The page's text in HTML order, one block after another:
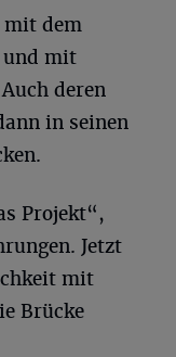
mit dem
und mit
deren
in seinen
Projekt“,
Jetzt
mit
Brücke